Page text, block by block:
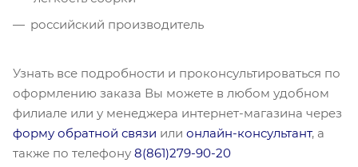
российский производитель
Узнать все подробности и проконсультироваться по
оформлению заказа Вы можете в любом удобном
филиале или у менеджера интернет-магазина через
форму обратной связи или онлайн-консультант, а
также по телефону 8(861)279-90-20